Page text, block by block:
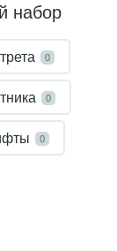
набор
0
0
0